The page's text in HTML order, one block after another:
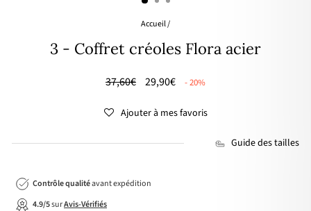
Accueil/
3 - Coffret créoles Flora acier
Prix
37,60€
🌸
29,90€ - 20%
Ajouter à mes favoris
Guide des tailles
Contrôle qualitéavant expédition
4.9/5surAvis-Vérifiés